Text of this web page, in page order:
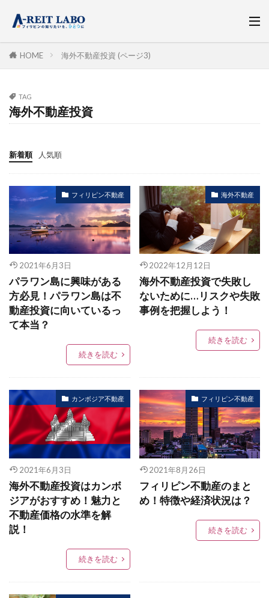
HOME 海外不動産投資 (ページ3)
TAG
海外不動産投資
新着順 人気順
フィリピン不動産
2021年6月3日
パラワン島に興味がある
方必見！パラワン島は不
動産投資に向いているっ
て本当？
続きを読む
海外不動産
2022年12月12日
海外不動産投資で失敗し
ないために…リスクや失敗
事例を把握しよう！
続きを読む
カンボジア不動産
2021年6月3日
海外不動産投資はカンボ
ジアがおすすめ！魅力と
不動産価格の水準を解
説！
続きを読む
フィリピン不動産
2021年8月26日
フィリピン不動産のまと
め！特徴や経済状況は？
続きを読む